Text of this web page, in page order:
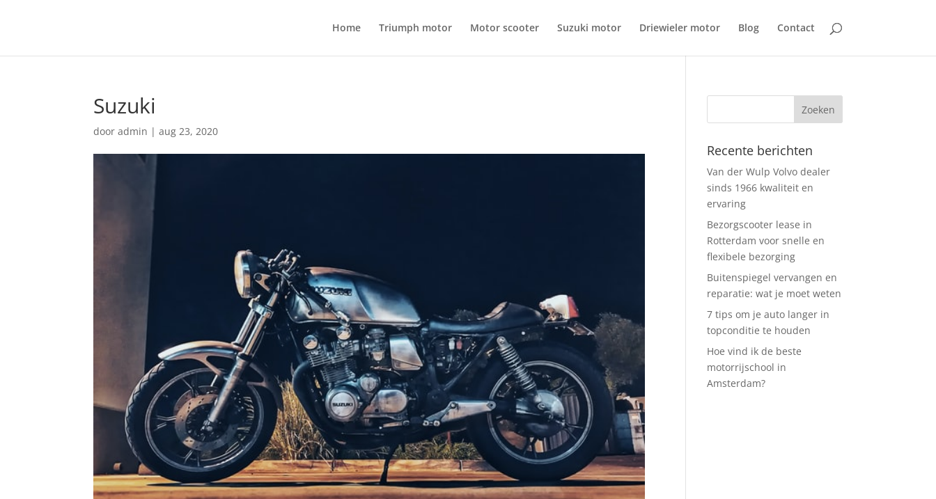
Home Triumph motor Motor scooter Suzuki motor Driewieler motor Blog Contact
Suzuki
dooradmin |aug 23, 2020
Recente berichten
Van der Wulp Volvo dealer
sinds 1966 kwaliteit en
ervaring
Bezorgscooter lease in
Rotterdam voor snelle en
flexibele bezorging
Buitenspiegel vervangen en
reparatie: wat je moet weten
7 tips om je auto langer in
topconditie te houden
Hoe vind ik de beste
motorrijschool in
Amsterdam?